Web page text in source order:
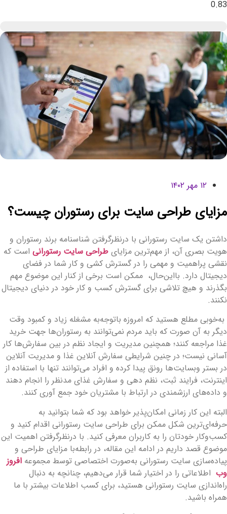
۱۲ مهر ۱۴۰۲
مزایای طراحی سایت برای رستوران چیست؟
داشتن یک سایت رستورانی با درنظرگرفتن شناسنامه برند رستوران و
هویت بصری آن، از مهم‌ترین مزایای طراحی سایت رستورانیاست که
نقشی پراهمیت و مهمی را در گسترش کشی و کار شما در فضای
دیجیتال دارد. بااین‌حال، ممکن است برخی از کنار این موضوع مهم
بگذرند و هیچ تلاشی برای گسترش کسب و کار خود در دنیای دیجیتال
نکنند.
به‌خوبی مطلع هستید که امروزه باتوجه‌به مشغله زیاد و کمبود وقت
دیگر به آن صورت که باید مردم نمی‌توانند به رستوران‌ها جهت خرید
غذا مراجعه کنند؛ همچنین مدیریت و ایجاد نظم در بین سفارش‌ها کار
آسانی نیست؛ در چنین شرایطی سفارش آنلاین غذا و مدیریت آنلاین
در بستر وبسایت‌ها رونق پیدا کرده و افراد می‌توانند تنها با استفاده از
اینترنت، فرایند ثبت، نظم دهی و سفارش غذای مدنظر را انجام دهند
و داده‌های ارزشمندی در ارتباط با مشتریان خود جمع آوری کنند.
البته این کار زمانی امکان‌پذیر خواهد بود که شما بتوانید به
حرفه‌ای‌ترین شکل ممکن برای طراحی سایت رستورانی اقدام کنید و
کسب‌وکار خودتان را به کاربران معرفی کنید. با درنظرگرفتن اهمیت این
موضوع قصد داریم در ادامه این مقاله، در رابطه‌با مزایای طراحی و
پیاده‌سازی سایت رستورانی به‌صورت اختصاصی توسط مجموعه افروز
وباطلاعاتی را در اختیار شما قرار می‌دهیم، چنانچه به دنبال
راه‌اندازی سایت رستورانی هستید، برای کسب اطلاعات بیشتر با ما
همراه باشید.